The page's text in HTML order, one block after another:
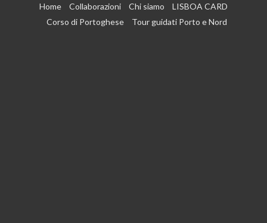
Home Collaborazioni Chi siamo
LISBOA CARD
Corso di Portoghese
Tour guidati Porto e Nord